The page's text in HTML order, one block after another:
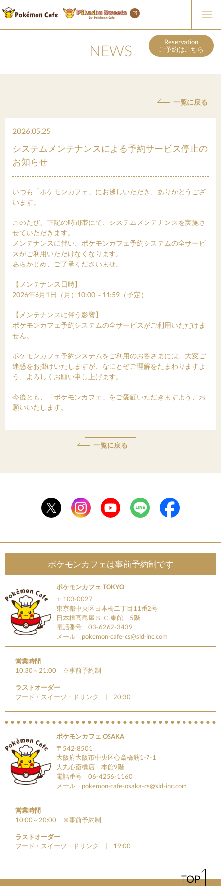
Reservation
ご予約はこちら
NEWS
一覧に戻る
2026.05.25
システムメンテナンスによる予約サービス停止の
お知らせ
いつも「ポケモンカフェ」にお越しいただき、ありがとうござ
います。
このたび、下記の時間帯にて、システムメンテナンスを実施さ
せていただきます。
メンテナンスに伴い、ポケモンカフェ予約システムの全サービ
スがご利用いただけなくなります。
あらかじめ、ご了承くださいませ。
【メンテナンス日時】
2026年6月1日（月）10:00～11:59（予定）
【メンテナンスに伴う影響】
ポケモンカフェ予約システムの全サービスがご利用いただけま
せん。
ポケモンカフェ予約システムをご利用のお客さまには、大変ご
迷惑をお掛けいたしますが、なにとぞご理解をたまわりますよ
う、よろしくお願い申し上げます。
今後とも、「ポケモンカフェ」をご愛顧いただきますよう、お
願いいたします。
一覧に戻る
ポケモンカフェは事前予約制です
ポケモンカフェ TOKYO
〒103-0027
東京都中央区日本橋二丁目11番2号
日本橋髙島屋Ｓ.Ｃ.東館 5階
電話番号 03-6262-3439
メール pokemon-cafe-cs@sld-inc.com
営業時間
10:30～21:00 ※事前予約制
ラストオーダー
フード・スイーツ・ドリンク | 20:30
ポケモンカフェ OSAKA
〒542-8501
大阪府大阪市中央区心斎橋筋1-7-1
大丸心斎橋店 本館9階
電話番号 06-4256-1160
メール pokemon-cafe-osaka-cs@sld-inc.com
営業時間
10:00～20:00 ※事前予約制
ラストオーダー
フード・スイーツ・ドリンク | 19:00
TOP